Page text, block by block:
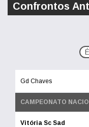
Confrontos
Gd Chaves
CAMPEONATO
Vitória Sc Sad